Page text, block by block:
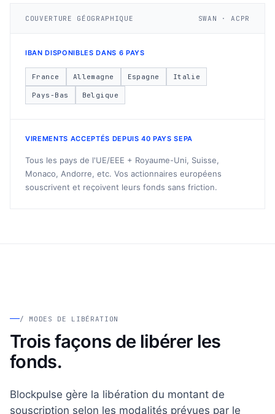
COUVERTURE GÉOGRAPHIQUE SWAN · ACPR
IBAN DISPONIBLES DANS 6 PAYS
France Allemagne Espagne Italie
Pays-Bas Belgique
VIREMENTS ACCEPTÉS DEPUIS 40 PAYS SEPA
Tous les pays de l'UE/EEE + Royaume-Uni, Suisse,
Monaco, Andorre, etc. Vos actionnaires européens
souscrivent et reçoivent leurs fonds sans friction.
/ MODES DE LIBÉRATION
Trois façons de libérer les
fonds.
Blockpulse gère la libération du montant de
souscription selon les modalités prévues par le